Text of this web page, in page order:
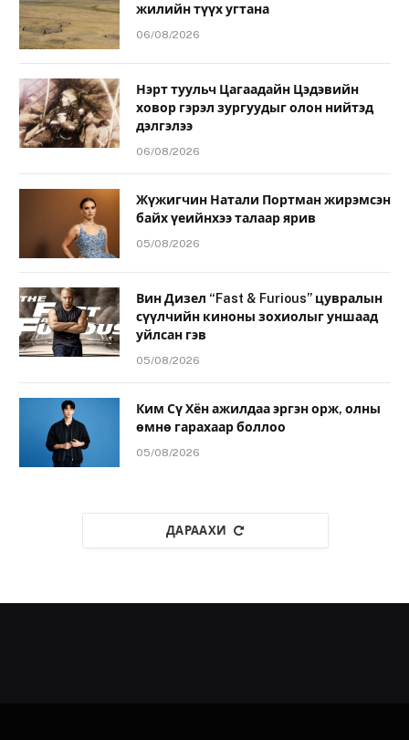
жилийн түүх угтана
06/08/2026
Нэрт туульч Цагаадайн Цэдэвийн
ховор гэрэл зургуудыг олон нийтэд
дэлгэлээ
06/08/2026
Жүжигчин Натали Портман жирэмсэн
байх үеийнхээ талаар ярив
05/08/2026
Вин Дизел “Fast & Furious” цувралын
сүүлчийн киноны зохиолыг уншаад
уйлсан гэв
05/08/2026
Ким Сү Хён ажилдаа эргэн орж, олны
өмнө гарахаар боллоо
05/08/2026
ДАРААХИ